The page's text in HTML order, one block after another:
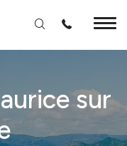
sur